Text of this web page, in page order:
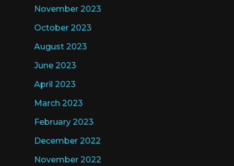
November 2023
October 2023
August 2023
June 2023
April 2023
March 2023
February 2023
December 2022
November 2022